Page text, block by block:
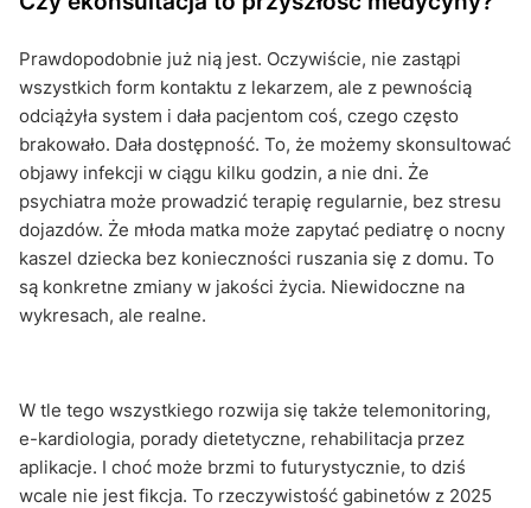
Prawdopodobnie już nią jest. Oczywiście, nie zastąpi
wszystkich form kontaktu z lekarzem, ale z pewnością
odciążyła system i dała pacjentom coś, czego często
brakowało. Dała dostępność. To, że możemy skonsultować
objawy infekcji w ciągu kilku godzin, a nie dni. Że
psychiatra może prowadzić terapię regularnie, bez stresu
dojazdów. Że młoda matka może zapytać pediatrę o nocny
kaszel dziecka bez konieczności ruszania się z domu. To
są konkretne zmiany w jakości życia. Niewidoczne na
wykresach, ale realne.
W tle tego wszystkiego rozwija się także telemonitoring,
e-kardiologia, porady dietetyczne, rehabilitacja przez
aplikacje. I choć może brzmi to futurystycznie, to dziś
wcale nie jest fikcja. To rzeczywistość gabinetów z 2025